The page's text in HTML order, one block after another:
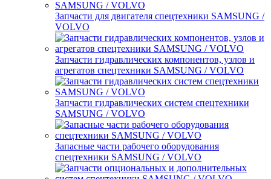
Запчасти для двигателя спецтехники SAMSUNG /
VOLVO
Запчасти гидравлических компонентов, узлов и
агрегатов спецтехники SAMSUNG / VOLVO
Запчасти гидравлических систем спецтехники
SAMSUNG / VOLVO
Запасные части рабочего оборудования
спецтехники SAMSUNG / VOLVO